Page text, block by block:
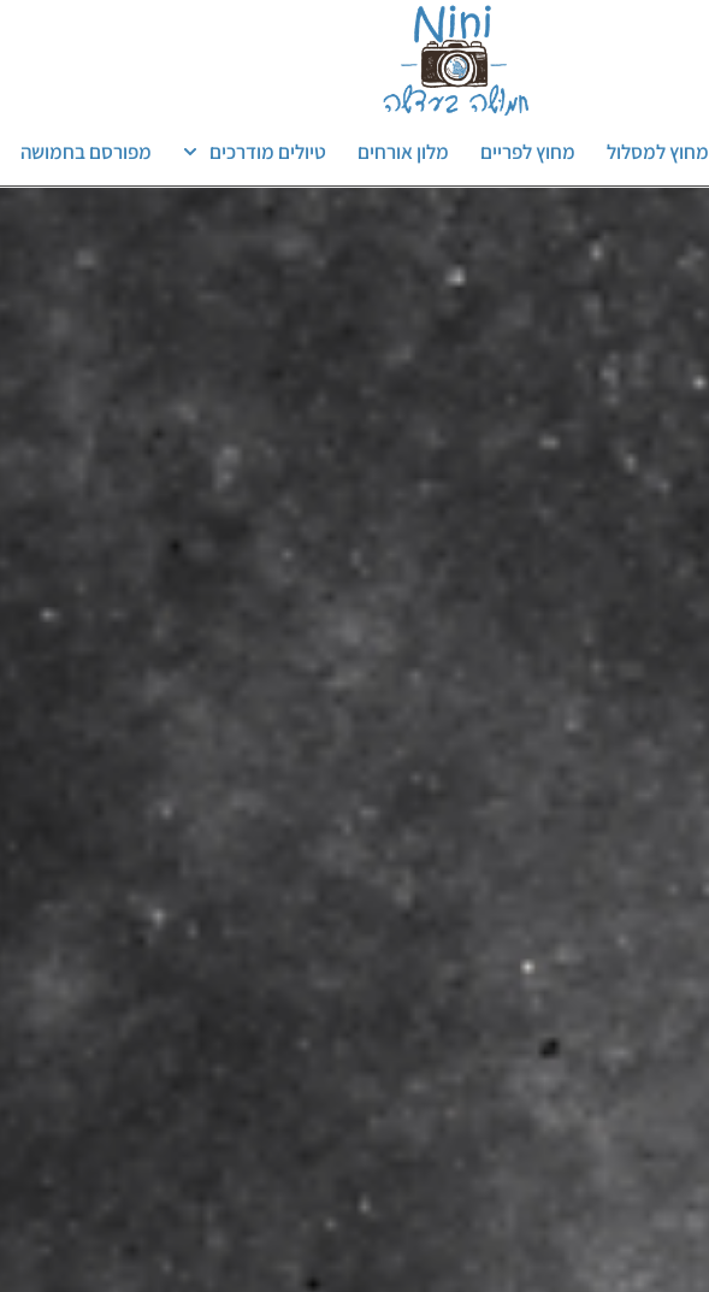
מחוץ למסלול מחוץ לפריים מלון אורחים טיולים מודרכים מפורסם בחמושה